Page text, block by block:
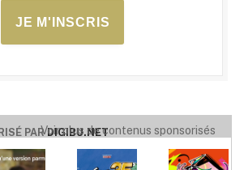
JE M'INSCRIS
PARDIGIBU.NET
Voir plus de contenus sponsorisés